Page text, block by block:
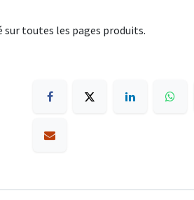
sur toutes les pages produits.